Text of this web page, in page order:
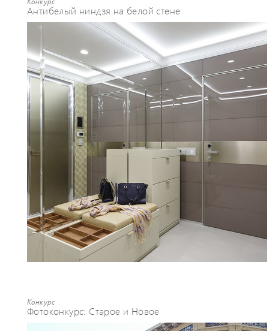
Антибелый ниндзя на белой стене
Конкурс
Фотоконкурс: Старое и Новое